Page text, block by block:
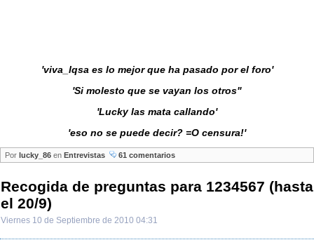
'viva_lqsa es lo mejor que ha pasado por el foro'
'Si molesto que se vayan los otros"
'Lucky las mata callando'
'eso no se puede decir? =O censura!'
Por lucky_86 en Entrevistas 61 comentarios
Recogida de preguntas para 1234567 (hasta
el 20/9)
Viernes 10 de Septiembre de 2010 04:31